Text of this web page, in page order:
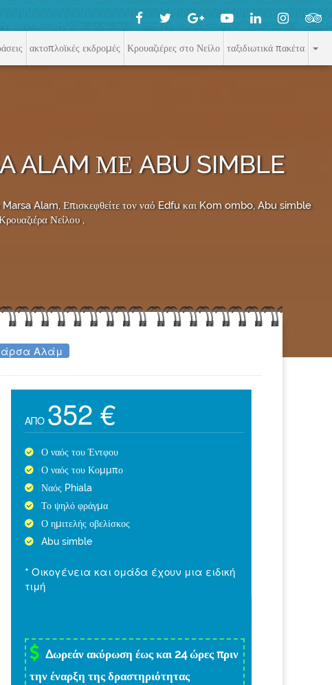
ακτοπλοϊκές εκδρομές Κρουαζιέρες στο Νείλο ταξιδιωτικά πακέτα
ΜΕ ABU SIMBLE
Alam, Επισκεφθείτε τον ναό Edfu και Kom ombo, Abu simble
Νείλου ,
Αλάμ
ΑΠΌ 352 €
Ο ναός του Έντφου
Ο ναός του Κομμπο
Ναός Phiala
Το ψηλό φράγμα
Ο ημιτελής οβελίσκος
Abu simble
* Οικογένεια και ομάδα έχουν μια ειδική
τιμή
Δωρεάν ακύρωση έως και 24 ώρες πριν
την έναρξη της δραστηριότητας